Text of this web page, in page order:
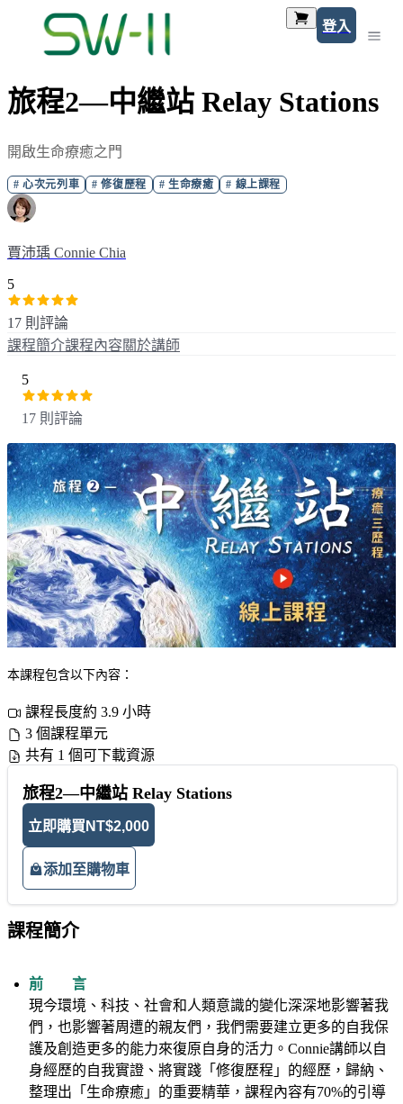
登入
旅程2—中繼站 Relay Stations
開啟生命療癒之門
#心次元列車 #修復歷程 #生命療癒 # 線上課程
賈沛瑀 Connie Chia
5
17 則評論
課程簡介課程內容關於講師
5
17 則評論
本課程包含以下內容：
課程長度約 3.9 小時
3 個課程單元
共有 1 個可下載資源
旅程2—中繼站 Relay Stations
立即購買 NT$2,000
添加至購物車
課程簡介
前 言
現今環境、科技、社會和人類意識的變化深深地影響著我
們，也影響著周遭的親友們，我們需要建立更多的自我保
護及創造更多的能力來復原自身的活力。Connie講師以自
身經歷的自我實證、將實踐「修復歷程」的經歷，歸納、
整理出「生命療癒」的重要精華，課程內容有70%的引導